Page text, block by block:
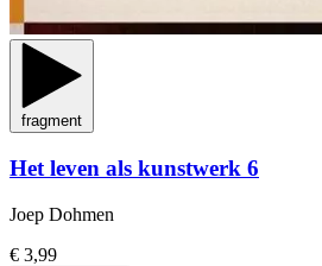
fragment
Het leven als kunstwerk 6
Joep Dohmen
€ 3,99